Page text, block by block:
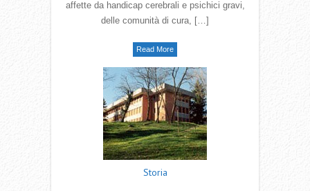
affette da handicap cerebrali e psichici gravi,
delle comunità di cura, […]
Read More
Storia